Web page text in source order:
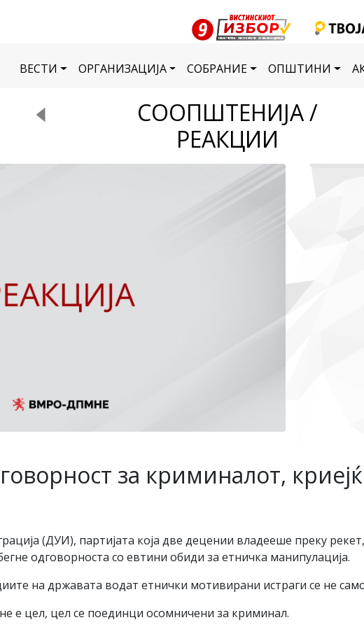
ВЕСТИ ОРГАНИЗАЦИЈА СОБРАНИЕ ОПШТИНИ
СООПШТЕНИЈА /
РЕАКЦИИ
за криминалот,
(ДУИ), партијата која две децении владееше преку
одговорноста со евтини обиди за етничка манипулација.
на државата водат етнички мотивирани истраги се не
е цел, цел се поединци осомничени за криминал.